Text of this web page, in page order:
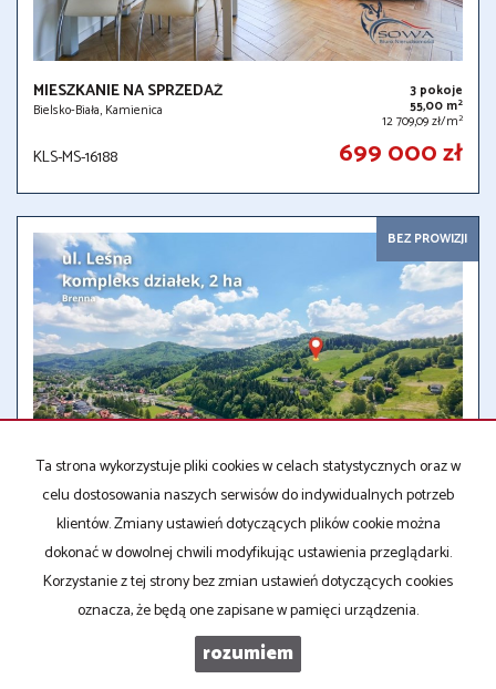
MIESZKANIE NA SPRZEDAŻ
Bielsko-Biała, Kamienica
3 pokoje
55,00 m2
12 709,09 zł/m2
KLS-MS-16188 699 000 zł
BEZ PROWIZJI
DZIAŁKA NA SPRZEDAŻ
Brenna
61,29 zł/m
KLS-GS-16181 1 369 000 zł
Ta strona wykorzystuje pliki cookies w celach statystycznych oraz w
celu dostosowania naszych serwisów do indywidualnych potrzeb
klientów. Zmiany ustawień dotyczących plików cookie można
dokonać w dowolnej chwili modyfikując ustawienia przeglądarki.
Korzystanie z tej strony bez zmian ustawień dotyczących cookies
oznacza, że będą one zapisane w pamięci urządzenia.
rozumiem